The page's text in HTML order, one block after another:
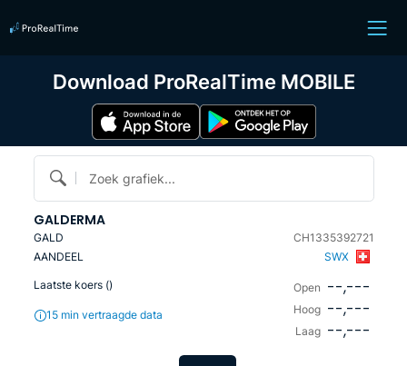
Zoek grafiek...
GALDERMA
GALD
CH1335392721
AANDEEL
SWX
Laatste koers ()
15 min vertraagde data
Open --,---
Hoog --,---
Laag --,---
Download ProRealTime MOBILE